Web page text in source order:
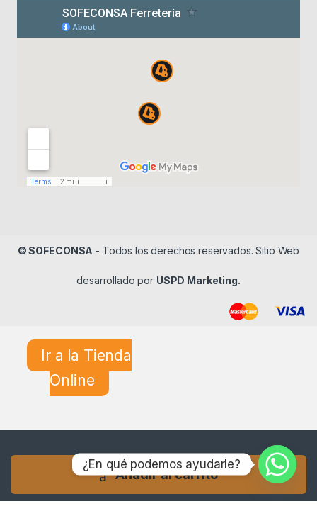
Añadir al carrito
© SOFECONSA - Todos los derechos reservados. Sitio Web
desarrollado por USPD Marketing.
Ir a la Tienda
Online
¿En qué podemos ayudarle?